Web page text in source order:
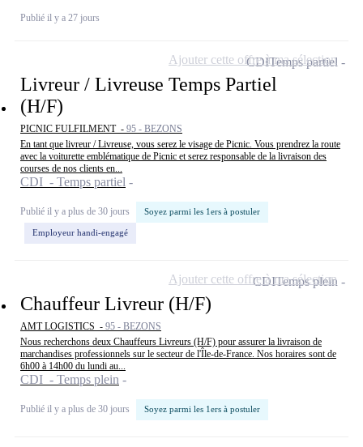
Publié il y a 27 jours
Livreur / Livreuse Temps Partiel
(H/F)
PICNIC FULFILMENT - 95 - BEZONS
En tant que livreur / Livreuse, vous serez le visage de Picnic. Vous prendrez la route
avec la voiturette emblématique de Picnic et serez responsable de la livraison des
courses de nos clients en...
CDI - Temps partiel
Publié il y a plus de 30 jours Soyez parmi les 1ers à postuler
Employeur handi-engagé
CDITemps partiel
Ajouter cette offre à ma sélection
Chauffeur Livreur (H/F)
AMT LOGISTICS - 95 - BEZONS
Nous recherchons deux Chauffeurs Livreurs (H/F) pour assurer la livraison de
marchandises professionnels sur le secteur de l'Île-de-France. Nos horaires sont de
6h00 à 14h00 du lundi au...
CDI - Temps plein
Publié il y a plus de 30 jours Soyez parmi les 1ers à postuler
CDITemps plein
Ajouter cette offre à ma sélection